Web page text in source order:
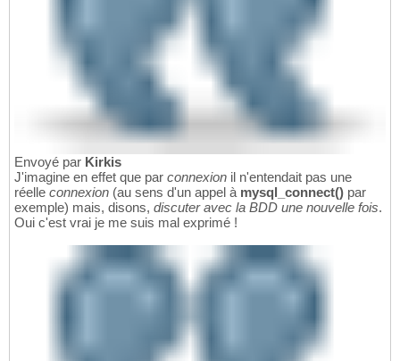
Envoyé par Kirkis
J'imagine en effet que par connexion il n'entendait pas une
réelle connexion (au sens d'un appel à mysql_connect() par
exemple) mais, disons, discuter avec la BDD une nouvelle fois.
Oui c'est vrai je me suis mal exprimé !